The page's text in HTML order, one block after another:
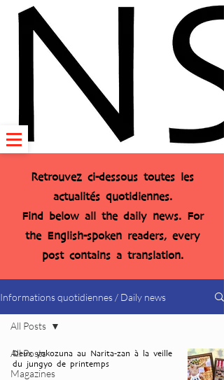
Retrouvez ci-dessous toutes les
actualités quotidiennes.
Find below all the daily news. For
the English-spoken readers, every
post contains a translation.
Informations quotidiennes / Daily news
All Posts
Magazines
All Posts
Deux yokozuna au Narita-zan à la veille
du jungyo de printemps